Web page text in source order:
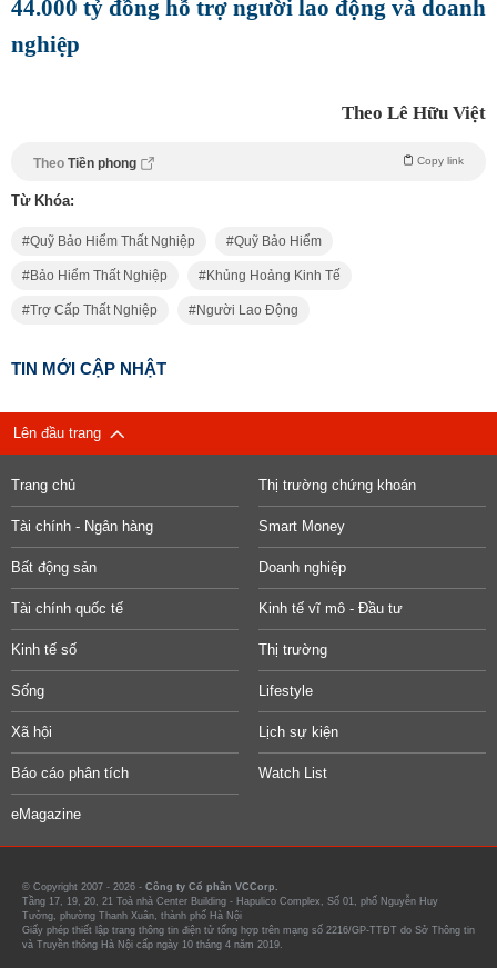
44.000 tỷ đồng hỗ trợ người lao động và doanh
nghiệp
Theo Lê Hữu Việt
Theo Tiền phong Copy link
Từ Khóa:
Quỹ Bảo Hiểm Thất Nghiệp Quỹ Bảo Hiểm
Bảo Hiểm Thất Nghiệp Khủng Hoảng Kinh Tế
Trợ Cấp Thất Nghiệp Người Lao Động
TIN MỚI CẬP NHẬT
Lên đầu trang
Trang chủ Thị trường chứng khoán
Tài chính - Ngân hàng Smart Money
Bất động sản Doanh nghiệp
Tài chính quốc tế Kinh tế vĩ mô - Đầu tư
Kinh tế số Thị trường
Sống Lifestyle
Xã hội Lịch sự kiện
Báo cáo phân tích Watch List
eMagazine
© Copyright 2007 - 2026 - Công ty Cổ phần VCCorp.
Tầng 17, 19, 20, 21 Toà nhà Center Building - Hapulico Complex, Số 01, phố Nguyễn Huy
Tưởng, phường Thanh Xuân, thành phố Hà Nội
Giấy phép thiết lập trang thông tin điện tử tổng hợp trên mạng số 2216/GP-TTĐT do Sở Thông tin
và Truyền thông Hà Nội cấp ngày 10 tháng 4 năm 2019.